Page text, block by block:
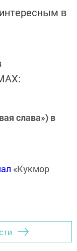
в
слава») в
«Кукмор